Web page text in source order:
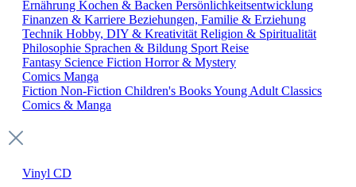
Ernährung Kochen & Backen Persönlichkeitsentwicklung
Finanzen & Karriere Beziehungen, Familie & Erziehung
Technik Hobby, DIY & Kreativität Religion & Spiritualität
Philosophie Sprachen & Bildung Sport Reise
Fantasy Science Fiction Horror & Mystery
Comics Manga
Fiction Non-Fiction Children's BooksYoung Adult Classics
Comics & Manga
Vinyl CD